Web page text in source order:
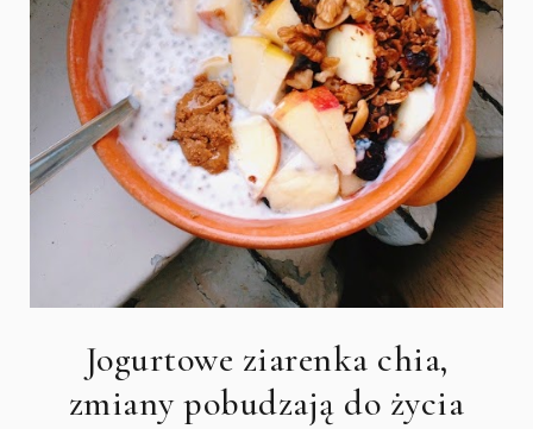
Jogurtowe ziarenka chia,
zmiany pobudzają do życia